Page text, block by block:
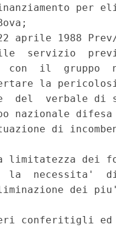
per
aprile 1988
servizio
con  il  gruppo
la
del  verbale di
nazionale
di
limitatezza dei
la  necessita'
dei
conferitigli